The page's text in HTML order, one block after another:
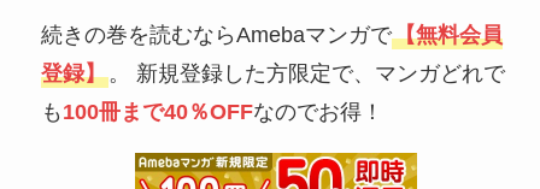
続きの巻を読むならAmebaマンガで【無料会員
登録】。 新規登録した方限定で、マンガどれで
も 100冊まで40％OFFなのでお得！